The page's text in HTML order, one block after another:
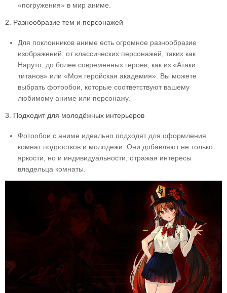
«погружения» в мир аниме.
2. Разнообразие тем и персонажей
Для поклонников аниме есть огромное разнообразие
изображений: от классических персонажей, таких как
Наруто, до более современных героев, как из «Атаки
титанов» или «Моя геройская академия». Вы можете
выбрать фотообои, которые соответствуют вашему
любимому аниме или персонажу.
3. Подходит для молодёжных интерьеров
Фотообои с аниме идеально подходят для оформления
комнат подростков и молодежи. Они добавляют не только
яркости, но и индивидуальности, отражая интересы
владельца комнаты.